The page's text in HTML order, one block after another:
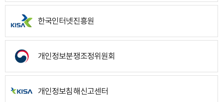
한국인터넷진흥원
개인정보분쟁조정위원회
개인정보침해신고센터